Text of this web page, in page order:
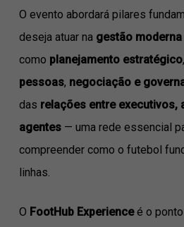
O evento abordará pilares
deseja atuar na gestão
como planejamento estratégico,
pessoas, negociação e
das relações entre executivos,
agentes— uma rede essencial
compreender como o futebol
linhas.
O FootHub Experienceé o